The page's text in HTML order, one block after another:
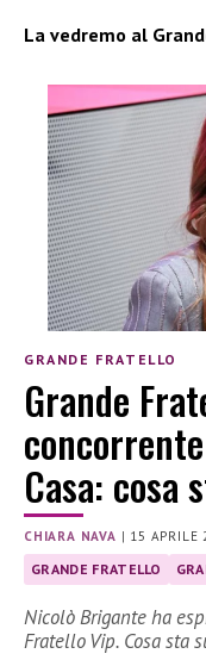
La vedremo al
GRANDE FRATELLO
Grande
Casa: cosa
CHIARA NAVA | 15 APRILE
GRANDE FRATELLO
Nicolò Brigante ha
Fratello Vip. Cosa sta